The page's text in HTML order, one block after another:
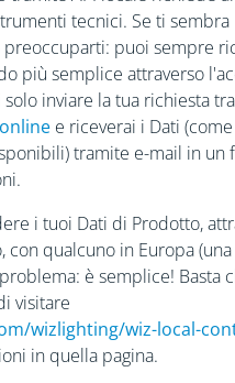
tecnici. Se ti sembra
preoccuparti: puoi sempre
più semplice attraverso
inviare la tua richiesta
e riceverai i Dati
tramite e-mail in un
i tuoi Dati di Prodotto,
con qualcuno in Europa (una
è semplice! Basta
visitare
wizlighting/wiz-local-
in quella pagina.